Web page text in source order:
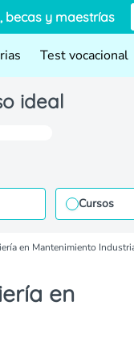
becas y maestrías
Test vocacional
ideal
Cursos
en Mantenimiento
en